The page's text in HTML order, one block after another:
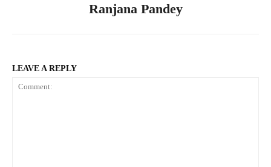
Ranjana Pandey
LEAVE A REPLY